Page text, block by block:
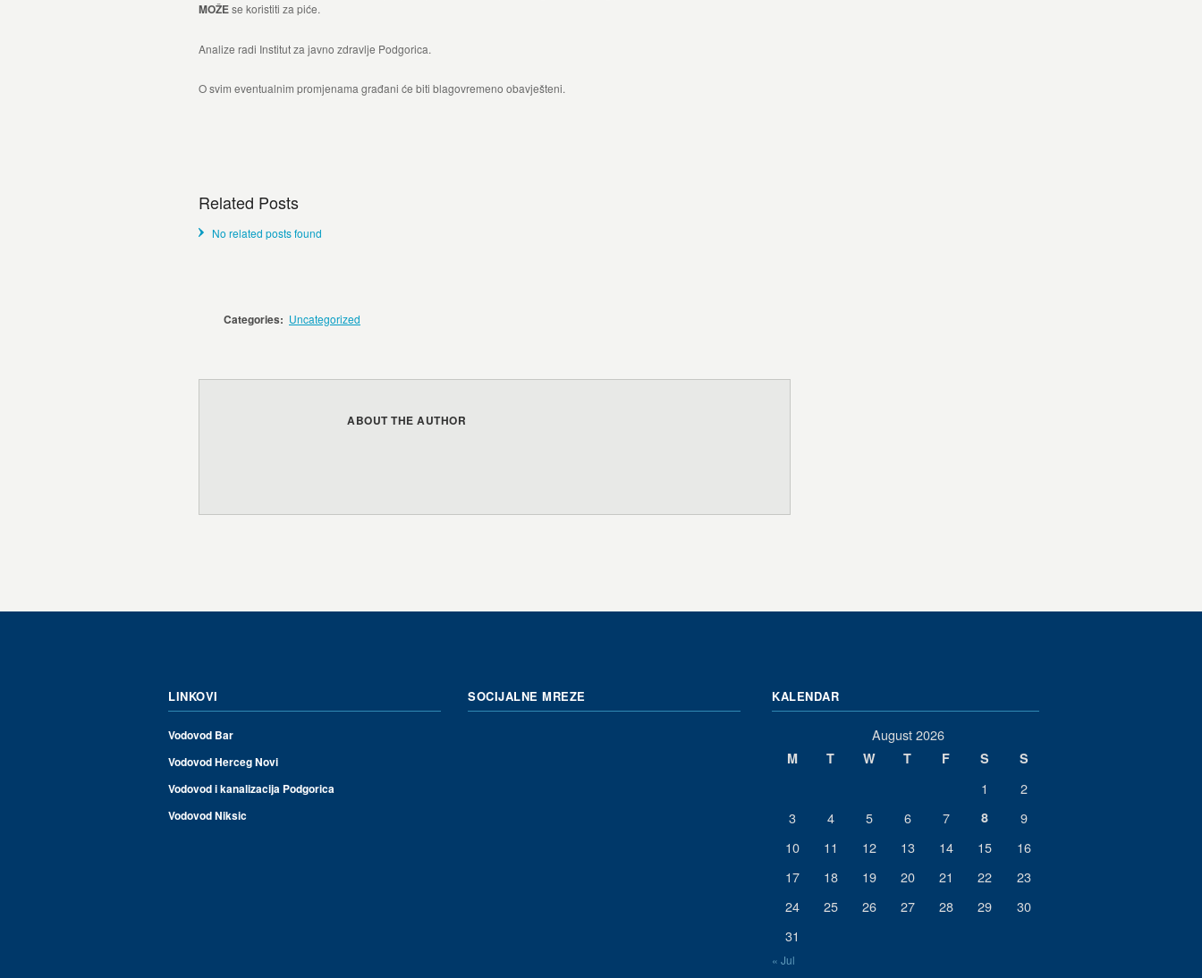
MOŽEse koristiti za piće.
Analize radi Institut za javno zdravlje Podgorica.
O svim eventualnim promjenama građani će biti blagovremeno obavješteni.
Related Posts
No related posts found
Categories: Uncategorized
ABOUT THE AUTHOR
LINKOVI
Vodovod Bar
Vodovod Herceg Novi
Vodovod i kanalizacija Podgorica
Vodovod Niksic
SOCIJALNE MREZE KALENDAR
August 2026
M T W T F S S
1
2
3
4 5 6 7 8
9
10
11 12 13 14 15
16
17
18 19 20 21 22
23
24
25 26 27 28 29
30
31
« Jul